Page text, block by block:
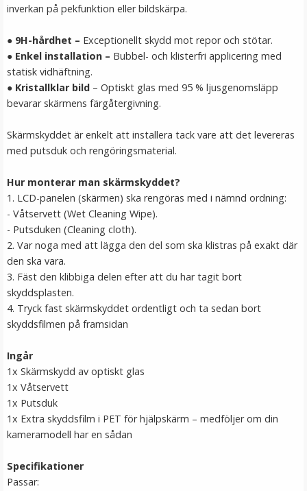
JJC Mjuk avtryckarknapp konkav Soft release button -
★★★
69 kr
69 kr
inverkan på pekfunktion eller bildskärpa.
● 9H-hårdhet – Exceptionellt skydd mot repor och stötar.
● Enkel installation – Bubbel- och klisterfri applicering med
statisk vidhäftning.
● Kristallklar bild – Optiskt glas med 95 % ljusgenomsläpp
bevarar skärmens färgåtergivning.
Skärmskyddet är enkelt att installera tack vare att det levereras
med putsduk och rengöringsmaterial.
Hur monterar man skärmskyddet?
1. LCD-panelen (skärmen) ska rengöras med i nämnd ordning:
- Våtservett (Wet Cleaning Wipe).
- Putsduken (Cleaning cloth).
2. Var noga med att lägga den del som ska klistras på exakt där
den ska vara.
3. Fäst den klibbiga delen efter att du har tagit bort
skyddsplasten.
4. Tryck fast skärmskyddet ordentligt och ta sedan bort
skyddsfilmen på framsidan
Ingår
1x Skärmskydd av optiskt glas
1x Våtservett
1x Putsduk
1x Extra skyddsfilm i PET för hjälpskärm – medföljer om din
kameramodell har en sådan
Specifikationer
Passar: